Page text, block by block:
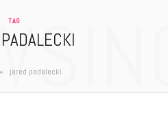
TAG
» jared padalecki